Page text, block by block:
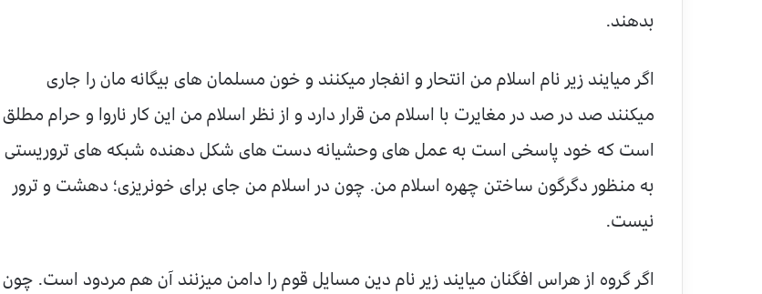
بدهند.
اگر میایند زیر نام اسلام من انتحار و انفجار میکنند و خون مسلمان های بیگانه مان را جاری
میکنند صد در صد در مغایرت با اسلام من قرار دارد و از نظر اسلام من این کار ناروا و حرام مطلق
است که خود پاسخی است به عمل های وحشیانه دست های شکل دهنده شبکه های تروریستی
به منظور دگرگون ساختن چهره اسلام من. چون در اسلام من جای برای خونریزی؛ دهشت و ترور
نیست.
اگر گروه از هراس افگنان میایند زیر نام دین مسایل قوم را دامن میزنند آن هم مردود است. چون